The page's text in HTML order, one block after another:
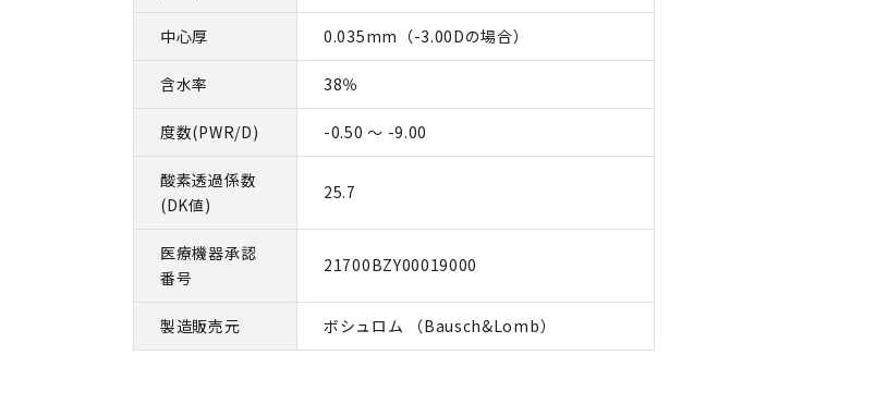
中心厚 0.035mm（-3.00Dの場合）
含水率 38％
度数(PWR/D) -0.50 ～ -9.00
酸素透過係数
(DK値)
25.7
医療機器承認
番号
21700BZY00019000
製造販売元 ボシュロム （Bausch&Lomb）